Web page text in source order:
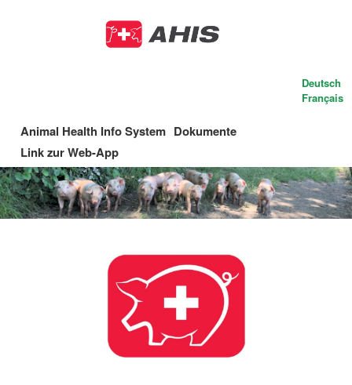
to
Deutsch
Français
Main
navigation
Animal Health Info System Dokumente
Link zur Web-App